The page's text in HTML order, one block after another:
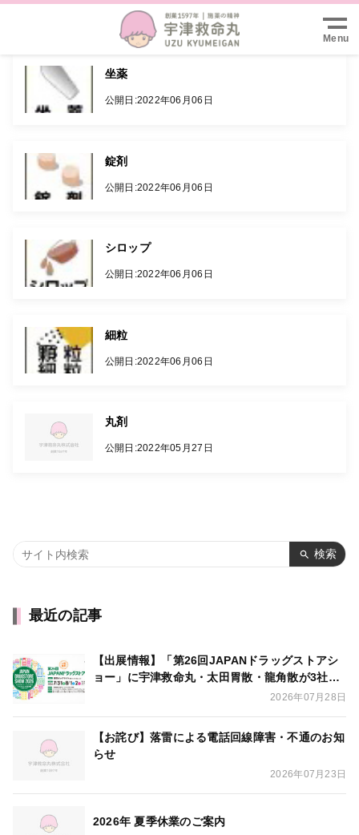
Menu
坐薬
公開日:2022年06月06日
錠剤
公開日:2022年06月06日
シロップ
公開日:2022年06月06日
細粒
公開日:2022年06月06日
丸剤
公開日:2022年05月27日
検索
最近の記事
【出展情報】「第26回JAPANドラッグストアシ
ョー」に宇津救命丸・太田胃散・龍角散が3社合
2026年07月28日
【お詫び】落雷による電話回線障害・不通のお知
らせ
2026年07月23日
2026年 夏季休業のご案内